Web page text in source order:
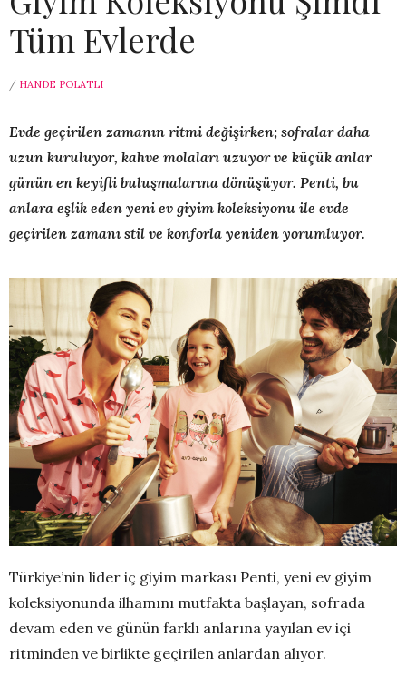
Tüm Evlerde
/ HANDE POLATLI
Evde geçirilen zamanın ritmi değişirken; sofralar daha
uzun kuruluyor, kahve molaları uzuyor ve küçük anlar
günün en keyifli buluşmalarına dönüşüyor. Penti, bu
anlara eşlik eden yeni ev giyim koleksiyonu ile evde
geçirilen zamanı stil ve konforla yeniden yorumluyor.
Türkiye’nin lider iç giyim markası Penti, yeni ev giyim
koleksiyonunda ilhamını mutfakta başlayan, sofrada
devam eden ve günün farklı anlarına yayılan ev içi
ritminden ve birlikte geçirilen anlardan alıyor.